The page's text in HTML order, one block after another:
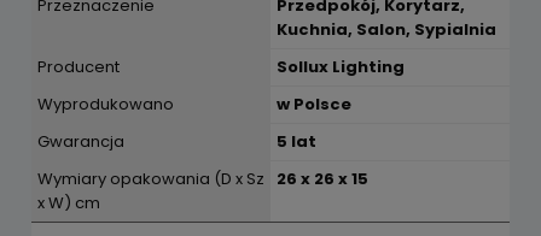
Przeznaczenie
Przedpokój, Korytarz,
Kuchnia, Salon, Sypialnia
Producent
Sollux Lighting
Wyprodukowano
w Polsce
Gwarancja
5 lat
Wymiary opakowania (D x Sz
x W) cm
26 x 26 x 15